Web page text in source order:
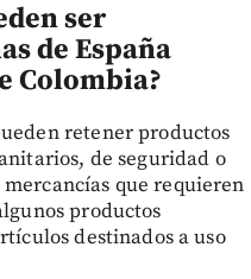
ser
de España
Colombia?
retener productos
de seguridad o
que requieren
productos
destinados a uso